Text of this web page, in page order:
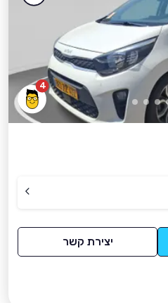
4
יצירת קשר